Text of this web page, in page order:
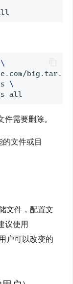
\
\
需要删除。
文件或目
文件，配置文
议使用
户可以改变的